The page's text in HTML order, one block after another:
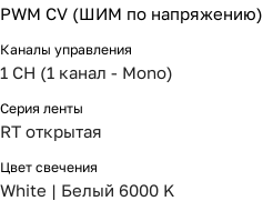
PWM СV (ШИМ по напряжению)
Каналы управления
1 CH (1 канал - Mono)
Серия ленты
RT открытая
Цвет свечения
White | Белый 6000 K